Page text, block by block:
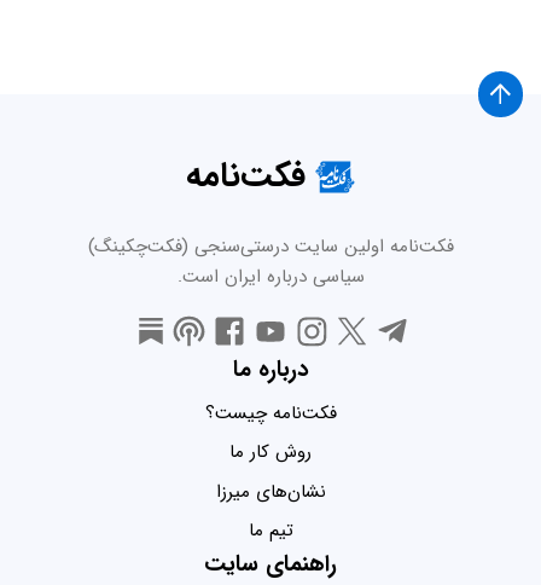
فکت‌نامه
فکت‌نامه اولین سایت درستی‌سنجی (فکت‌چکینگ)
سیاسی درباره ایران است.
درباره ما
فکت‌نامه چیست؟
روش کار ما
نشان‌های میرزا
تیم ما
راهنمای سایت